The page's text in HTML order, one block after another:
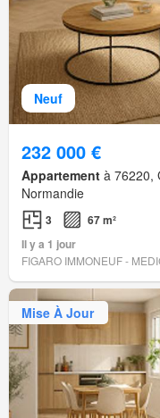
Neuf
232 000 €
Appartement à 76220,
Normandie
3
67 m²
Il y a 1 jour
FIGARO IMMONEUF -
Mise À Jour